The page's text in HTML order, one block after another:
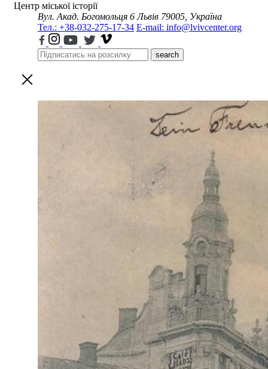
Центр міської історії
Вул. Акад. Богомольця 6 Львів 79005, Україна
Тел.: +38-032-275-17-34 E-mail: info@lvivcenter.org
search